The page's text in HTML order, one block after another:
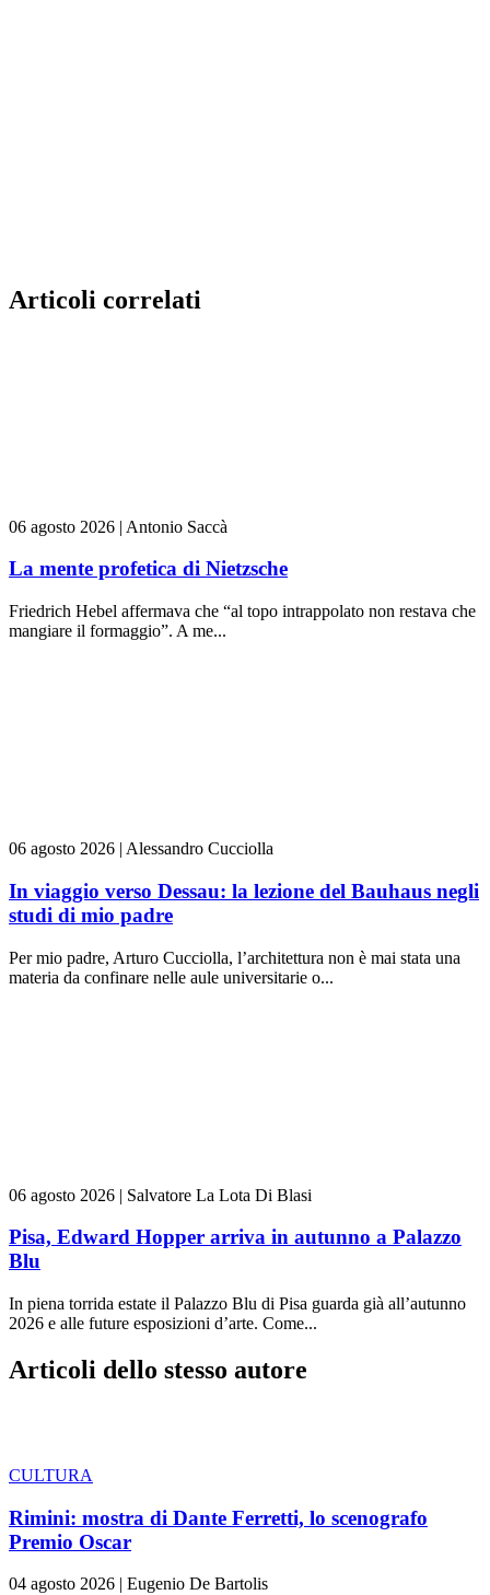
Articoli correlati
06 agosto 2026 | Antonio Saccà
La mente profetica di Nietzsche
Friedrich Hebel affermava che “al topo intrappolato non restava che
mangiare il formaggio”. A me...
06 agosto 2026 | Alessandro Cucciolla
In viaggio verso Dessau: la lezione del Bauhaus negli
studi di mio padre
Per mio padre, Arturo Cucciolla, l’architettura non è mai stata una
materia da confinare nelle aule universitarie o...
06 agosto 2026 | Salvatore La Lota Di Blasi
Pisa, Edward Hopper arriva in autunno a Palazzo
Blu
In piena torrida estate il Palazzo Blu di Pisa guarda già all’autunno
2026 e alle future esposizioni d’arte. Come...
Articoli dello stesso autore
CULTURA
Rimini: mostra di Dante Ferretti, lo scenografo
Premio Oscar
04 agosto 2026 | Eugenio De Bartolis